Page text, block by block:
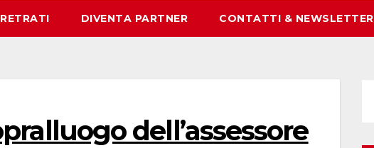
DIVENTA PARTNER CONTATTI & NEWSLETTER
dell’assessore